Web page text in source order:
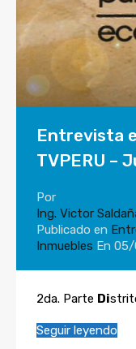
Entrevista
TVPERU –
Por
Ing. Victor
Publicado en
Inmuebles En 05/
2da. Parte Di
Seguir leyendo